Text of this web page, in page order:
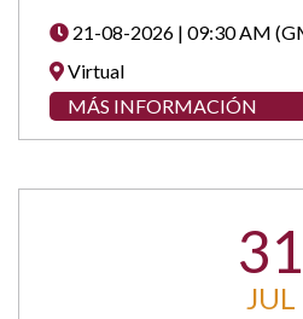
21-08-2026 | 09:30 AM
Virtual
MÁS INFORMACIÓN
31
JUL